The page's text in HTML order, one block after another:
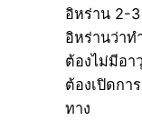
อิหร่าน 2-
อิหร่านว่า
ต้องไม่มีอา
ต้องเปิดกา
ทาง